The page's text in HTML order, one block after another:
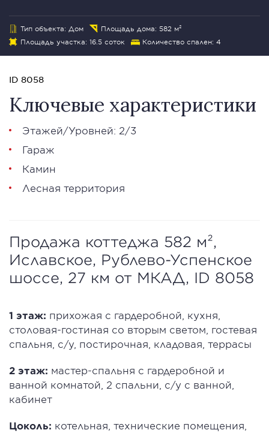
Тип объекта: Дом
Площадь дома: 582 м²
Площадь участка: 16.5 соток
Количество спален: 4
ID 8058
Ключевые характеристики
Этажей/Уровней: 2/3
Гараж
Камин
Лесная территория
Продажа коттеджа 582 м²,
Иславское, Рублево-Успенское
шоссе, 27 км от МКАД, ID 8058
1 этаж: прихожая с гардеробной, кухня,
столовая-гостиная со вторым светом, гостевая
спальня, с/у, постирочная, кладовая, террасы
2 этаж: мастер-спальня с гардеробной и
ванной комнатой, 2 спальни, с/у с ванной,
кабинет
Цоколь: котельная, технические помещения,